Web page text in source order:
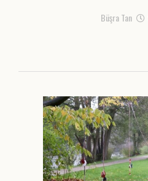
Büşra Tan